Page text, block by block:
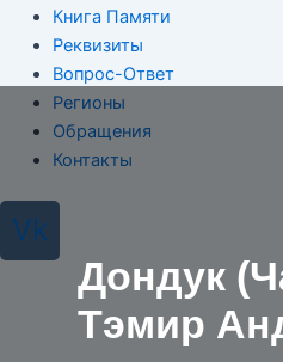
Книга Памяти
Реквизиты
Вопрос-Ответ
Регионы
Обращения
Контакты
Vk
Дондук
Тэмир